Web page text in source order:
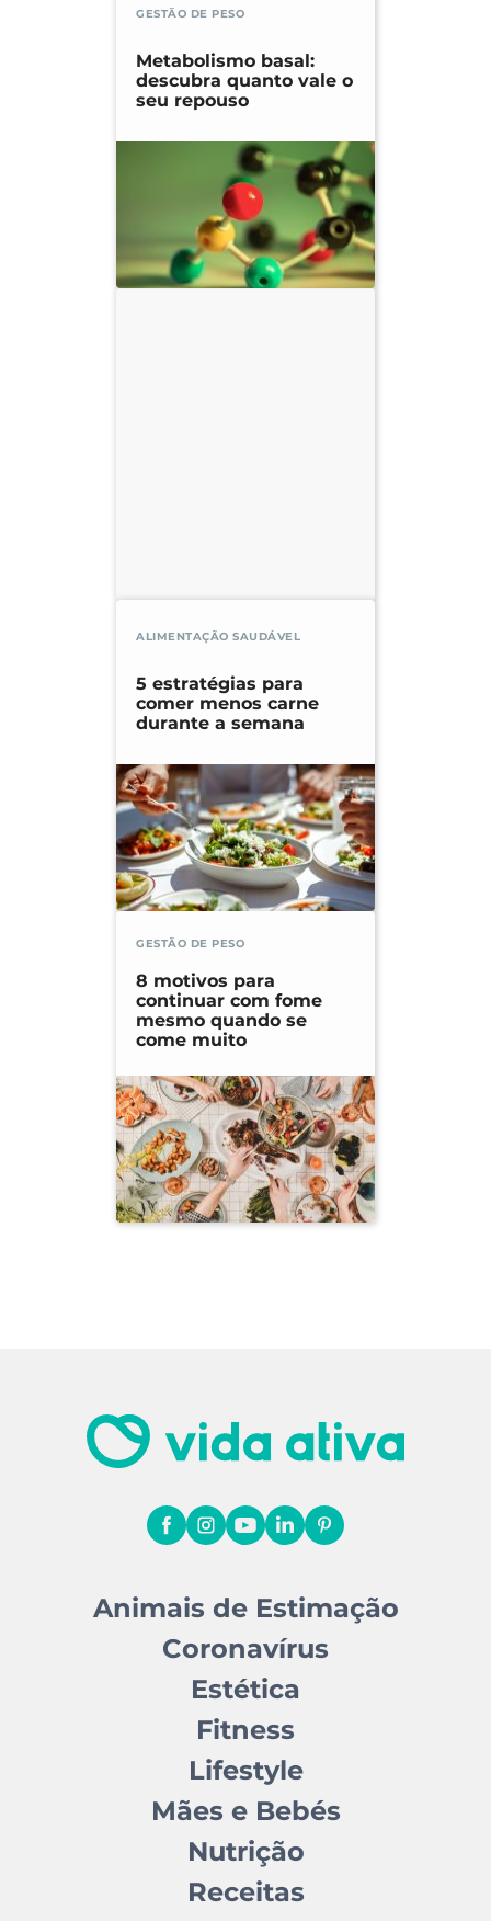
GESTÃO DE PESO
Metabolismo basal:
descubra quanto vale o
seu repouso
ALIMENTAÇÃO SAUDÁVEL
5 estratégias para
comer menos carne
durante a semana
GESTÃO DE PESO
8 motivos para
continuar com fome
mesmo quando se
come muito
Animais de Estimação
Coronavírus
Estética
Fitness
Lifestyle
Mães e Bebés
Nutrição
Receitas